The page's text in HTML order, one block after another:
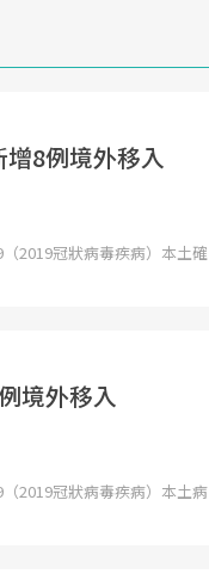
8例境外移入
2019冠狀病毒疾病）本土確
境外移入
2019冠狀病毒疾病）本土病